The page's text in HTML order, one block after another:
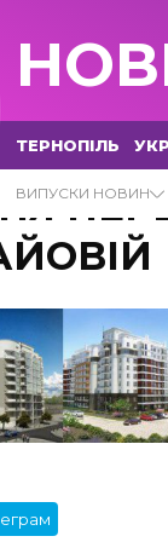
ТЕРНОПІЛЬ
ВИПУСКИ НОВИН